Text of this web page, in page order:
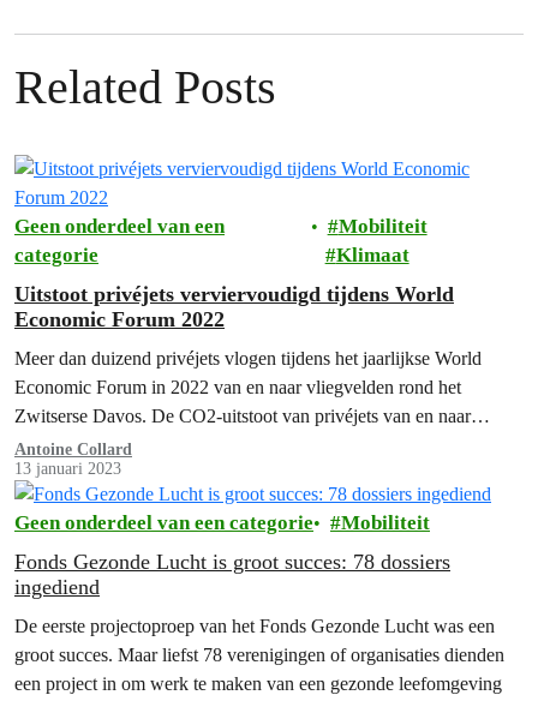
Related Posts
Geen onderdeel van een
categorie
Mobiliteit
Klimaat
Uitstoot privéjets verviervoudigd tijdens World
Economic Forum 2022
Meer dan duizend privéjets vlogen tijdens het jaarlijkse World
Economic Forum in 2022 van en naar vliegvelden rond het
Zwitserse Davos. De CO2-uitstoot van privéjets van en naar
Davos lag…
Antoine Collard
13 januari 2023
Geen onderdeel van een categorie Mobiliteit
Fonds Gezonde Lucht is groot succes: 78 dossiers
ingediend
De eerste projectoproep van het Fonds Gezonde Lucht was een
groot succes. Maar liefst 78 verenigingen of organisaties dienden
een project in om werk te maken van een gezonde leefomgeving